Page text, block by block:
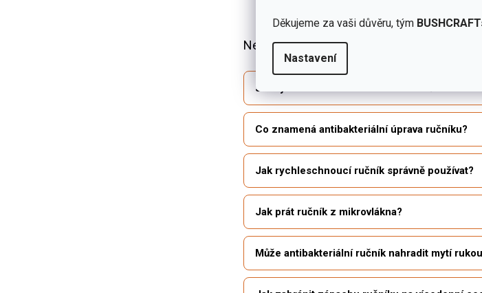
Děkujeme za vaši důvěru, tým
Nastavení
Další recenze a tipy na survival potřeby najdete
Nejčastější dotazy k antibakteriálním
Jak vybrat velikost outdoorového ručníku?
Co znamená antibakteriální úprava ručníku?
Jak rychleschnoucí ručník správně používat?
Jak prát ručník z mikrovlákna?
Může antibakteriální ručník nahradit mytí